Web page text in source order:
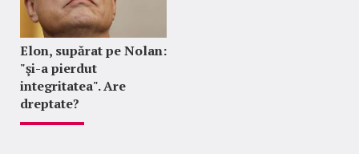
Elon, supărat pe Nolan:
"şi-a pierdut
integritatea". Are
dreptate?